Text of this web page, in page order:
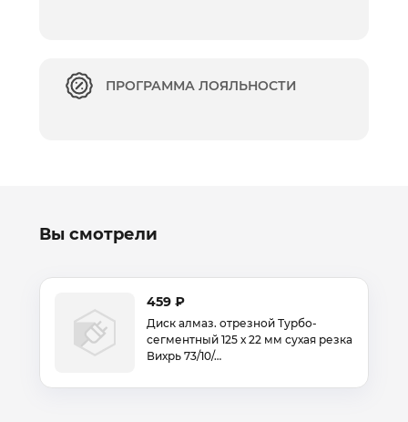
ПРОГРАММА ЛОЯЛЬНОСТИ
Вы смотрели
459 ₽
Диск алмаз. отрезной Турбо-
сегментный 125 х 22 мм сухая резка
Вихрь 73/10/…